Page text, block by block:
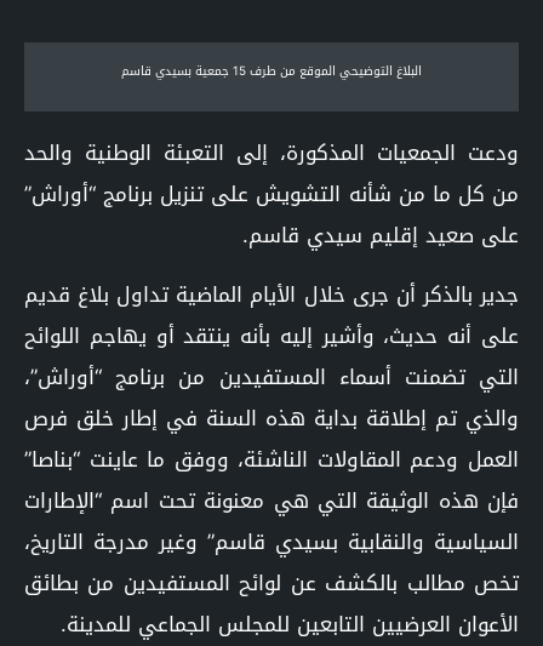
البلاغ التوضيحي الموقع من طرف 15 جمعية بسيدي قاسم
ودعت الجمعيات المذكورة، إلى التعبئة الوطنية والحد
من كل ما من شأنه التشويش على تنزيل برنامج “أوراش”
على صعيد إقليم سيدي قاسم.
جدير بالذكر أن جرى خلال الأيام الماضية تداول بلاغ قديم
على أنه حديث، وأشير إليه بأنه ينتقد أو يهاجم اللوائح
التي تضمنت أسماء المستفيدين من برنامج “أوراش”،
والذي تم إطلاقة بداية هذه السنة في إطار خلق فرص
العمل ودعم المقاولات الناشئة، ووفق ما عاينت “بناصا”
فإن هذه الوثيقة التي هي معنونة تحت اسم “الإطارات
السياسية والنقابية بسيدي قاسم” وغير مدرجة التاريخ،
تخص مطالب بالكشف عن لوائح المستفيدين من بطائق
الأعوان العرضيين التابعين للمجلس الجماعي للمدينة.